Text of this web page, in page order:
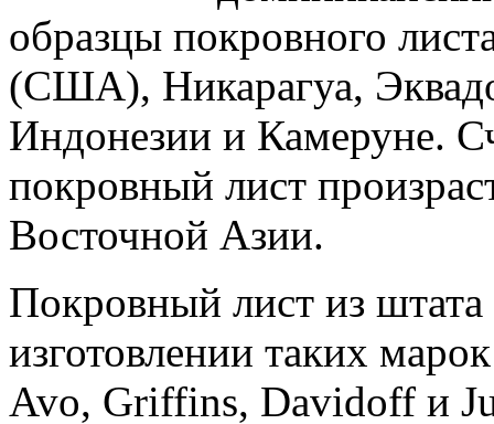
образцы покровного
(США), Никарагуа,
Индонезии и Камеруне.
покровный лист
Восточной Азии.
Покровный лист из
изготовлении таких
Avo, Griffins, Davidoff и